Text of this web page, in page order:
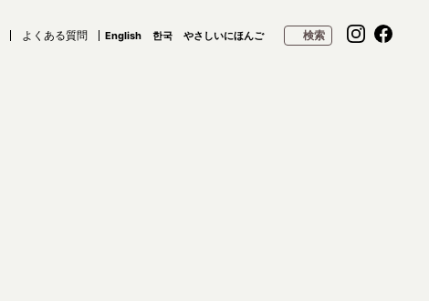
よくある質問 English 한국 やさしいにほんご 検索